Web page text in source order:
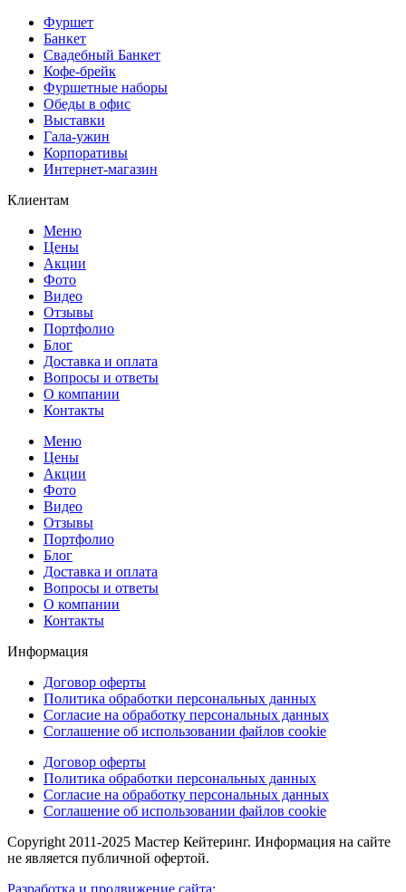
Фуршет
Банкет
Свадебный Банкет
Кофе-брейк
Фуршетные наборы
Обеды в офис
Выставки
Гала-ужин
Корпоративы
Интернет-магазин
Клиентам
Меню
Цены
Акции
Фото
Видео
Отзывы
Портфолио
Блог
Доставка и оплата
Вопросы и ответы
О компании
Контакты
Меню
Цены
Акции
Фото
Видео
Отзывы
Портфолио
Блог
Доставка и оплата
Вопросы и ответы
О компании
Контакты
Информация
Договор оферты
Политика обработки персональных данных
Согласие на обработку персональных данных
Соглашение об использовании файлов cookie
Договор оферты
Политика обработки персональных данных
Согласие на обработку персональных данных
Соглашение об использовании файлов cookie
Copyright 2011-2025 Мастер Кейтеринг. Информация на сайте
не является публичной офертой.
Разработка и продвижение сайта: